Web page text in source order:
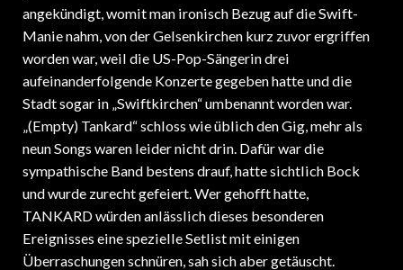
angekündigt, womit man ironisch Bezug auf die Swift-
Manie nahm, von der Gelsenkirchen kurz zuvor ergriffen
worden war, weil die US-Pop-Sängerin drei
aufeinanderfolgende Konzerte gegeben hatte und die
Stadt sogar in „Swiftkirchen“ umbenannt worden war.
„(Empty) Tankard“ schloss wie üblich den Gig, mehr als
neun Songs waren leider nicht drin. Dafür war die
sympathische Band bestens drauf, hatte sichtlich Bock
und wurde zurecht gefeiert. Wer gehofft hatte,
TANKARD würden anlässlich dieses besonderen
Ereignisses eine spezielle Setlist mit einigen
Überraschungen schnüren, sah sich aber getäuscht.